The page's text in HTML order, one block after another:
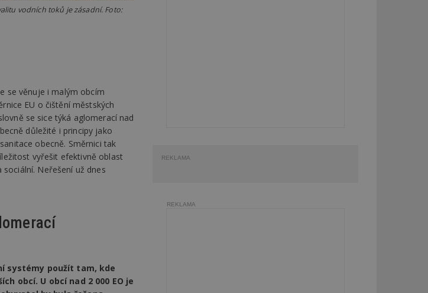
vodních toků je zásadní. Foto:
se věnuje i malým obcím
EU o čištění městských
se sice týká aglomerací nad
důležité i principy jako
obecně. Směrnici tak
vyřešit efektivně oblast
Neřešení už dnes
systémy použít tam, kde
obcí. U obcí nad 2 000 EO je
REKLAMA
REKLAMA